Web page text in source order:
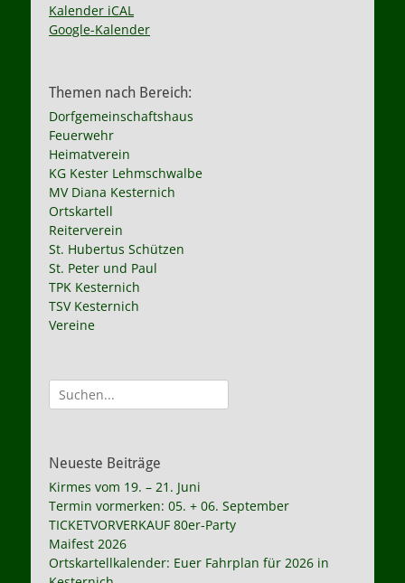
Kalender iCAL
Google-Kalender
Themen nach Bereich:
Dorfgemeinschaftshaus
Feuerwehr
Heimatverein
KG Kester Lehmschwalbe
MV Diana Kesternich
Ortskartell
Reiterverein
St. Hubertus Schützen
St. Peter und Paul
TPK Kesternich
TSV Kesternich
Vereine
Suche
nach:
Neueste Beiträge
Kirmes vom 19. – 21. Juni
Termin vormerken: 05. + 06. September
TICKETVORVERKAUF 80er-Party
Maifest 2026
Ortskartellkalender: Euer Fahrplan für 2026 in